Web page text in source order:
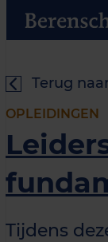
Terug
OPLEIDINGEN
Tijdens